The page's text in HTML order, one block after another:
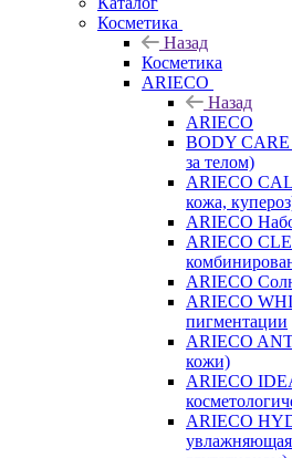
Косметика
Назад
Косметика
ARIECO
Назад
ARIECO
BODY CARE
за телом)
ARIECO
кожа,
ARIECO
ARIECO
ARIECO
ARIECO
пигментации
ARIECO
кожи)
ARIECO
ARIECO
увлажняющая